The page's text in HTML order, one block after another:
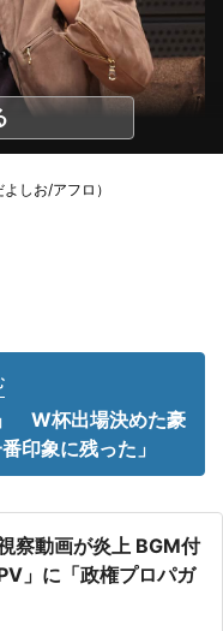
しお/アフロ）
W杯出場決めた豪
印象に残った」
察動画が炎上 BGM付
」に「政権プロパガ